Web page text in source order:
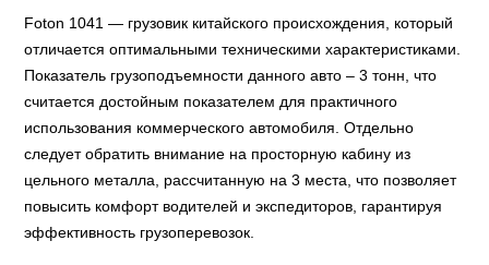
Foton 1041 — грузовик китайского происхождения, который
отличается оптимальными техническими характеристиками.
Показатель грузоподъемности данного авто – 3 тонн, что
считается достойным показателем для практичного
использования коммерческого автомобиля. Отдельно
следует обратить внимание на просторную кабину из
цельного металла, рассчитанную на 3 места, что позволяет
повысить комфорт водителей и экспедиторов, гарантируя
эффективность грузоперевозок.